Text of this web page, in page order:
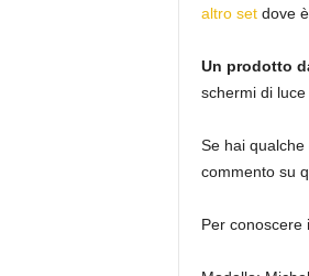
altro setdove è
Un prodotto
schermi di
Se hai
commento su
Per conoscere